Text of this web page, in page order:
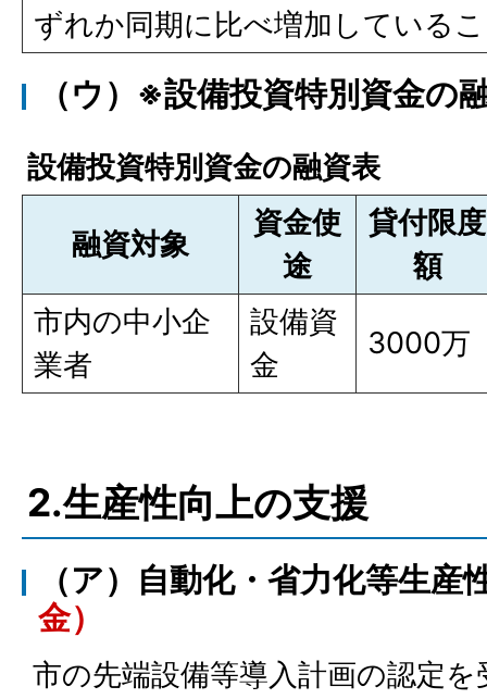
ずれか同期に比べ増加している
（ウ）※設備投資特別資金の
設備投資特別資金の融資表
融資対象
資金使
途
貸付限度
額
市内の中小企
業者
設備資
金
3000万
2.生産性向上の支援
（ア）自動化・省力化等生産
金）
市の先端設備等導入計画の認定